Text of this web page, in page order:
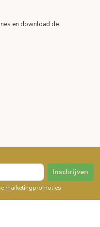
en download de
Inschrijven
marketingpromoties